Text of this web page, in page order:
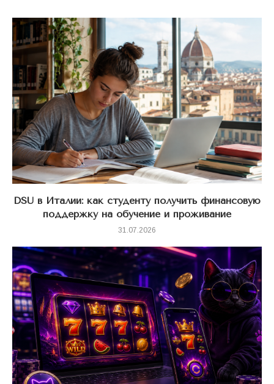
DSU в Италии: как студенту получить финансовую
поддержку на обучение и проживание
31.07.2026